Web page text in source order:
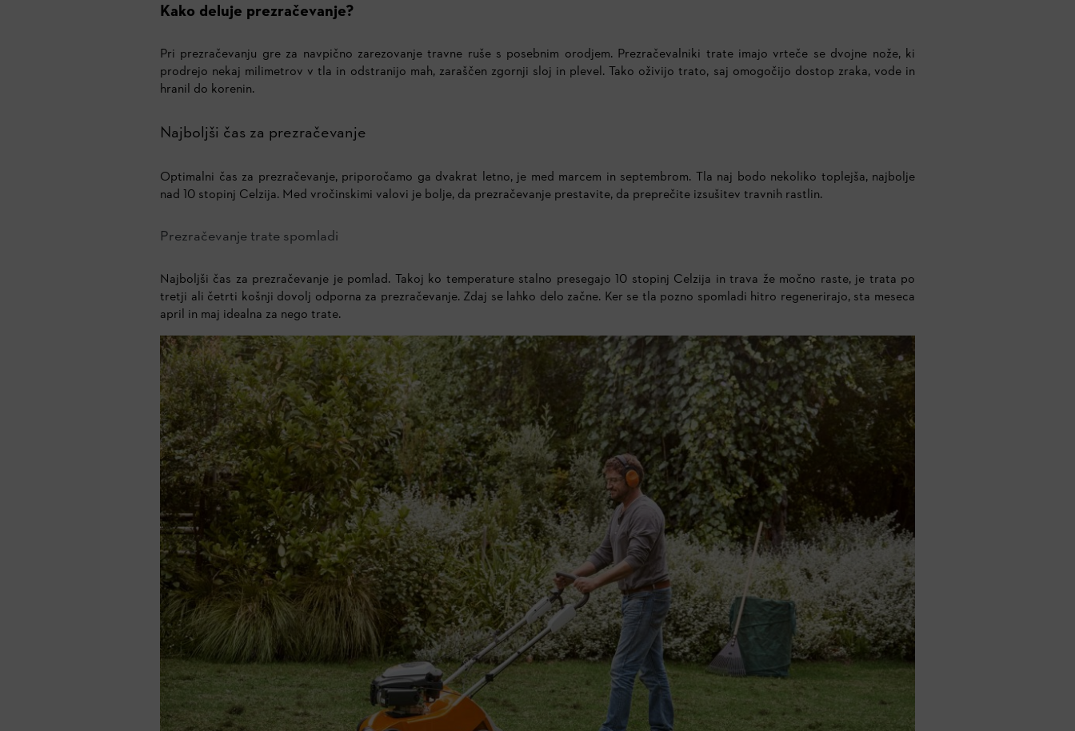
Kako deluje prezračevanje?
Pri prezračevanju gre za navpično zarezovanje travne ruše s posebnim orodjem. Prezračevalniki trate imajo vrteče se dvojne nože, ki
prodrejo nekaj milimetrov v tla in odstranijo mah, zaraščen zgornji sloj in plevel. Tako oživijo trato, saj omogočijo dostop zraka, vode in
hranil do korenin.
Najboljši čas za prezračevanje
Optimalni čas za prezračevanje, priporočamo ga dvakrat letno, je med marcem in septembrom. Tla naj bodo nekoliko toplejša, najbolje
nad 10 stopinj Celzija. Med vročinskimi valovi je bolje, da prezračevanje prestavite, da preprečite izsušitev travnih rastlin.
Prezračevanje trate spomladi
Najboljši čas za prezračevanje je pomlad. Takoj ko temperature stalno presegajo 10 stopinj Celzija in trava že močno raste, je trata po
tretji ali četrti košnji dovolj odporna za prezračevanje. Zdaj se lahko delo začne. Ker se tla pozno spomladi hitro regenerirajo, sta meseca
april in maj idealna za nego trate.